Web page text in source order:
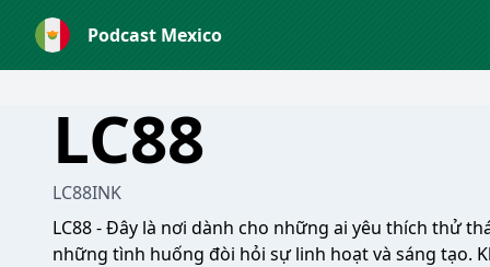
Podcast Mexico
LC88
LC88INK
LC88- Đây là nơi dành cho những ai yêu thích thử
những tình huống đòi hỏi sự linh hoạt và sáng tạo.